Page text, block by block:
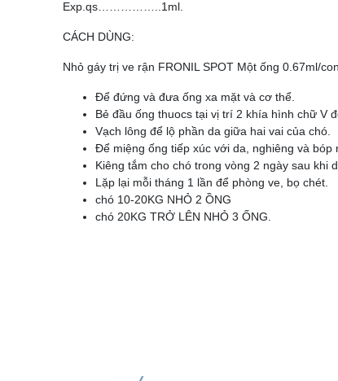
Exp.qs……………..1ml.
CÁCH DÙNG:
Nhỏ gáy trị ve rận FRONIL SPOT Một ống 0.67ml/
Để đứng và đưa ống xa mặt và cơ thể.
Bẻ đầu ống thuocs tại vị trí 2 khía hình chữ V
Vạch lông để lộ phần da giữa hai vai của chó.
Để miệng ống tiếp xúc với da, nghiêng và
Kiêng tắm cho chó trong vòng 2 ngày sau khi
Lặp lại mỗi tháng 1 lần để phòng ve, bọ chét.
chó 10-20KG NHỎ 2 ỒNG
chó 20KG TRỞ LÊN NHỎ 3 ỐNG.